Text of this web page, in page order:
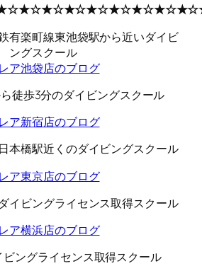
有楽町線東池袋駅から近いダイビ
ングスクール
ア池袋店のブログ
徒歩3分のダイビングスクール
ア新宿店のブログ
本橋駅近くのダイビングスクール
ア東京店のブログ
イビングライセンス取得スクール
ア横浜店のブログ
ングライセンス取得スクール